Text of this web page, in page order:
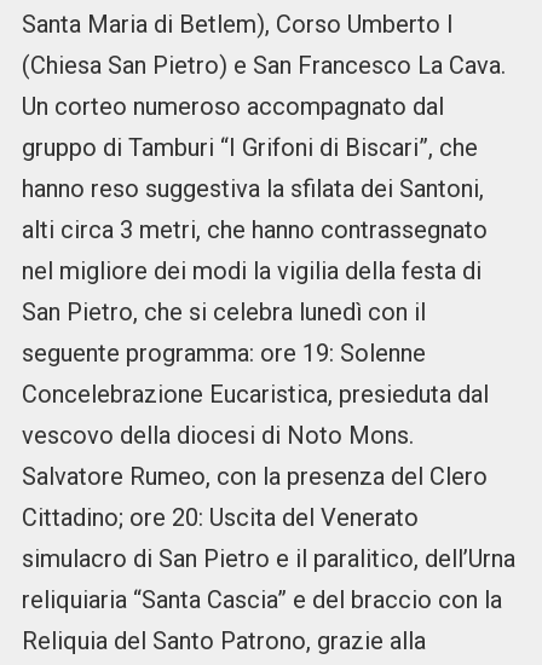
Santa Maria di Betlem), Corso Umberto I
(Chiesa San Pietro) e San Francesco La Cava.
Un corteo numeroso accompagnato dal
gruppo di Tamburi “I Grifoni di Biscari”, che
hanno reso suggestiva la sfilata dei Santoni,
alti circa 3 metri, che hanno contrassegnato
nel migliore dei modi la vigilia della festa di
San Pietro, che si celebra lunedì con il
seguente programma: ore 19: Solenne
Concelebrazione Eucaristica, presieduta dal
vescovo della diocesi di Noto Mons.
Salvatore Rumeo, con la presenza del Clero
Cittadino; ore 20: Uscita del Venerato
simulacro di San Pietro e il paralitico, dell’Urna
reliquiaria “Santa Cascia” e del braccio con la
Reliquia del Santo Patrono, grazie alla